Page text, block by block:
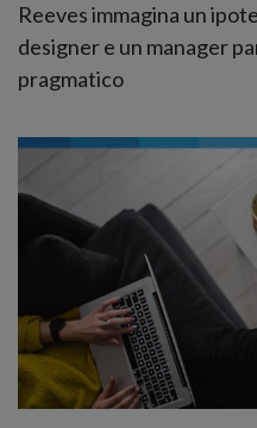
Reeves immagina un
designer e un manager
pragmatico